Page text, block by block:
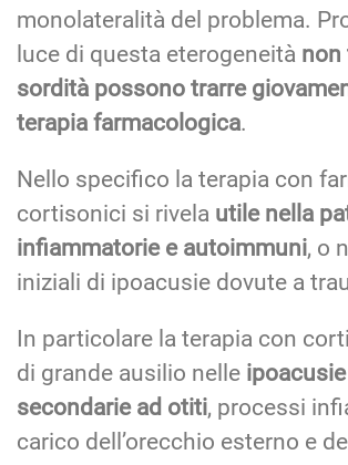
monolateralità del problema.
luce di questa eterogeneità non
sordità possono trarre
terapia farmacologica.
Nello specifico la terapia con
cortisonici si rivela utile nella
infiammatorie e autoimmuni, o
iniziali di ipoacusie dovute a
In particolare la terapia con
di grande ausilio nelle
secondarie ad otiti, processi
carico dell’orecchio esterno e